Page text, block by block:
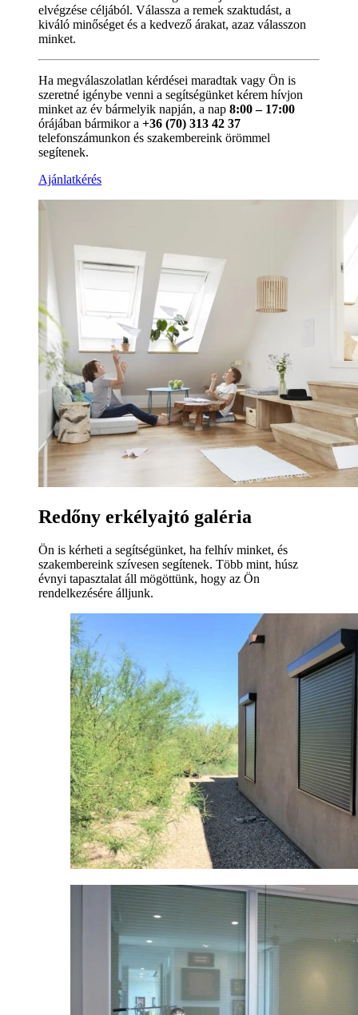
elvégzése céljából. Válassza a remek szaktudást, a
kiváló minőséget és a kedvező árakat, azaz válasszon
minket.
Ha megválaszolatlan kérdései maradtak vagy Ön is
szeretné igénybe venni a segítségünket kérem hívjon
minket az év bármelyik napján, a nap 8:00 – 17:00
órájában bármikor a +36 (70) 313 42 37
telefonszámunkon és szakembereink örömmel
segítenek.
Ajánlatkérés
Redőny erkélyajtó galéria
Ön is kérheti a segítségünket, ha felhív minket, és
szakembereink szívesen segítenek. Több mint, húsz
évnyi tapasztalat áll mögöttünk, hogy az Ön
rendelkezésére álljunk.